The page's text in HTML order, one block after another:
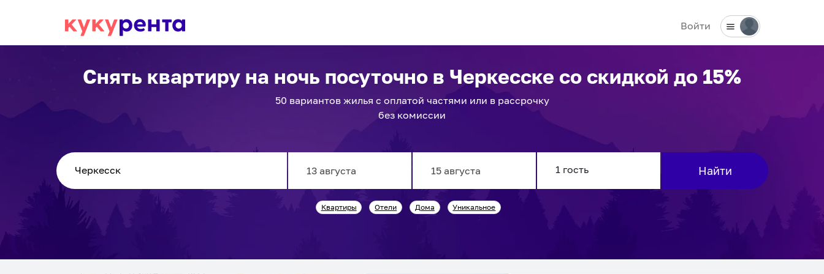
Войти
Снять квартиру на ночь посуточно в Черкесске со скидкой до 15%
50 вариантовжилья с оплатой частями или в рассрочку
без комиссии
forward
backward
Найти
Квартиры Отели Дома Уникальное